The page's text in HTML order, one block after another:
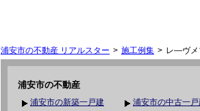
浦安市の不動産 リアルスター 施工例集 レ―ヴメ
浦安市の不動産
浦安市の新築一戸建 浦安市の中古一